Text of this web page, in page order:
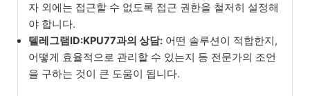
자 외에는 접근할 수 없도록 접근 권한을 철저히 설정해
야 합니다.
텔레그램ID:KPU77과의 상담: 어떤 솔루션이 적합한지,
어떻게 효율적으로 관리할 수 있는지 등 전문가의 조언
을 구하는 것이 큰 도움이 됩니다.